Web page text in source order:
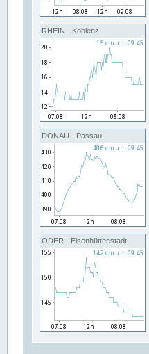
RHEIN - Koblenz
DONAU - Passau
ODER - Eisenhüttenstadt